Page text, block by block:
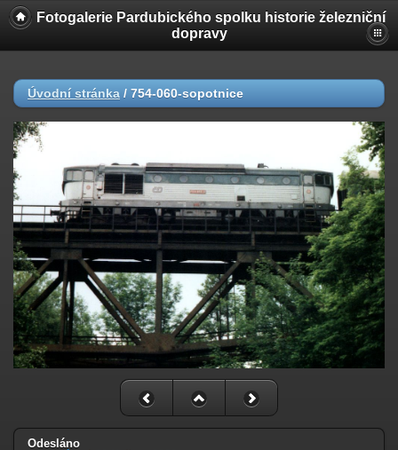
Fotogalerie Pardubického spolku historie železniční
dopravy
Úvodní stránka / 754-060-sopotnice
Odesláno